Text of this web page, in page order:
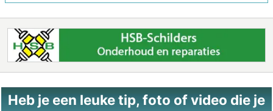
Heb je een leuke tip, foto of video die je